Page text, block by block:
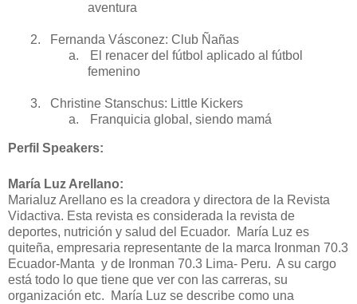
aventura
2.
Fernanda Vásconez: Club Ñañas
a.
El renacer del fútbol aplicado al fútbol
femenino
3.
Christine Stanschus: Little Kickers
a.
Franquicia global, siendo mamá
Perfil Speakers:
María Luz Arellano:
Marialuz Arellano es la creadora y directora de la Revista
Vidactiva. Esta revista es considerada l a revista de
deportes, nutrición y salud del Ecuador.
María Luz es
quiteña, empresaria representante de la marca Ironman 70.3
Ecuador-Manta y de Ironman 70.3 Lima- Peru. A su cargo
está todo lo que tiene que ver con las carreras, su
organización etc.
María Luz se describe como una